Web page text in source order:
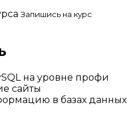
Запишись на курс
на уровне профи
сайты
в базах данных